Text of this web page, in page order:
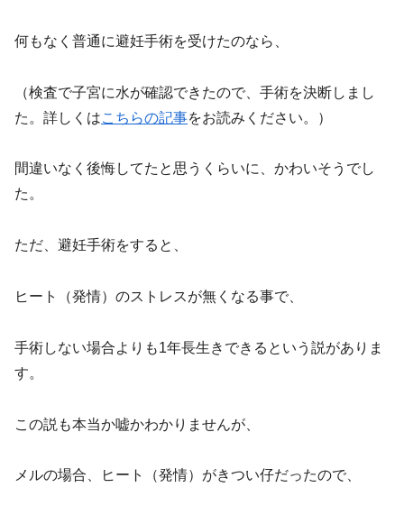
何もなく普通に避妊手術を受けたのなら、
（検査で子宮に水が確認できたので、手術を決断しまし
た。詳しくはこちらの記事をお読みください。）
間違いなく後悔してたと思うくらいに、かわいそうでし
た。
ただ、避妊手術をすると、
ヒート（発情）のストレスが無くなる事で、
手術しない場合よりも1年長生きできるという説がありま
す。
この説も本当か嘘かわかりませんが、
メルの場合、ヒート（発情）がきつい仔だったので、